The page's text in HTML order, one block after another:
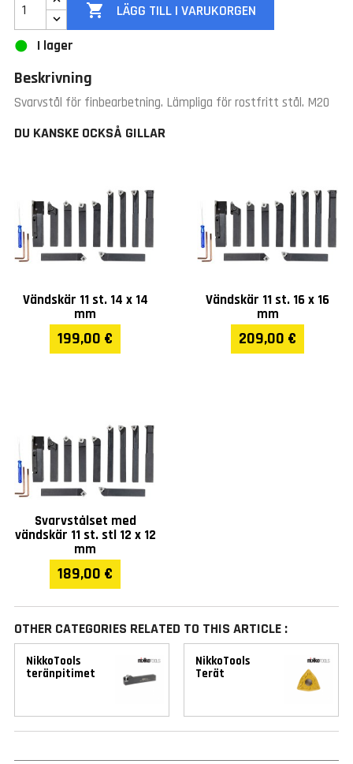
 LÄGG TILL I VARUKORGEN
I lager
Beskrivning
Svarvstål för finbearbetning. Lämpliga för rostfritt stål. M20
DU KANSKE OCKSÅ GILLAR
Vändskär 11 st. 14 x 14
mm
199,00 €
Vändskär 11 st. 16 x 16
mm
209,00 €
Svarvstålset med
vändskär 11 st. stl 12 x 12
mm
189,00 €
OTHER CATEGORIES RELATED TO THIS ARTICLE :
NikkoTools
teränpitimet
NikkoTools
Terät